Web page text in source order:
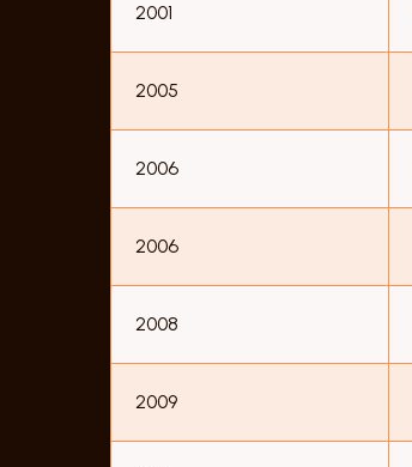
2001
2005
2006
2006
2008
2009